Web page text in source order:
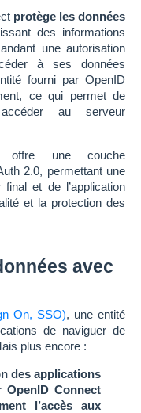
protège les données
des informations
une autorisation
à ses données
fourni par OpenID
ce qui permet de
au serveur
offre une couche
2.0, permettant une
final et de l’application
et la protection des
avec
On, SSO), une entité
de naviguer de
plus encore :
des applications
Connect
l’accès aux